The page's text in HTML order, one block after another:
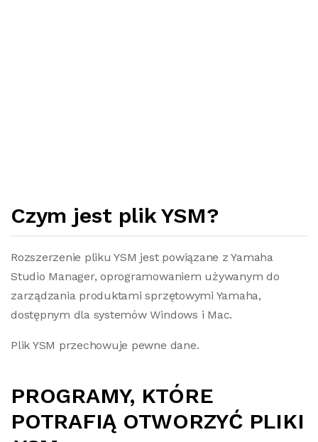
Czym jest plik YSM?
Rozszerzenie pliku YSM jest powiązane z Yamaha
Studio Manager, oprogramowaniem używanym do
zarządzania produktami sprzętowymi Yamaha,
dostępnym dla systemów Windows i Mac.
Plik YSM przechowuje pewne dane.
PROGRAMY, KTÓRE
POTRAFIĄ OTWORZYĆ PLIKI